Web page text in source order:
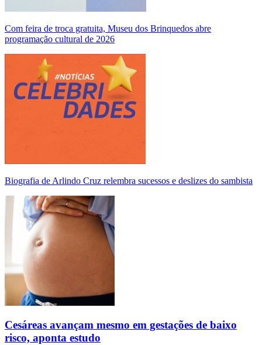
Com feira de troca gratuita, Museu dos Brinquedos abre
programação cultural de 2026
Biografia de Arlindo Cruz relembra sucessos e deslizes do sambista
Cesáreas avançam mesmo em gestações de baixo
risco, aponta estudo